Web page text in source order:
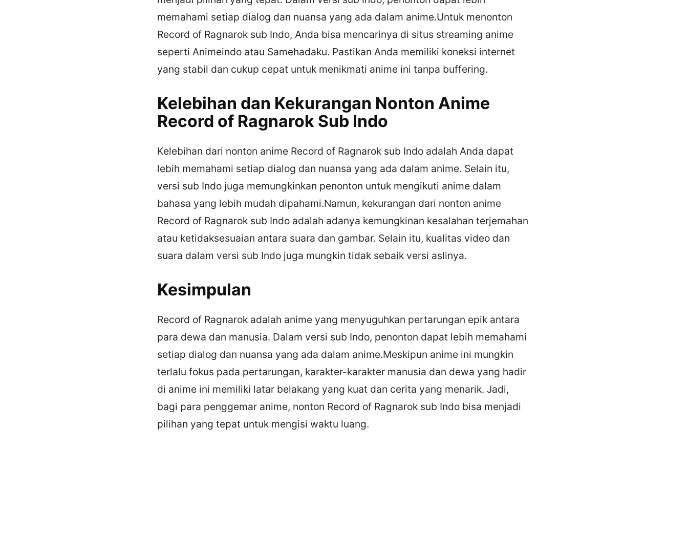
memahami setiap dialog dan nuansa yang ada dalam anime.Untuk menonton
Record of Ragnarok sub Indo, Anda bisa mencarinya di situs streaming anime
seperti Animeindo atau Samehadaku. Pastikan Anda memiliki koneksi internet
yang stabil dan cukup cepat untuk menikmati anime ini tanpa buffering.
Kelebihan dan Kekurangan Nonton Anime
Record of Ragnarok Sub Indo
Kelebihan dari nonton anime Record of Ragnarok sub Indo adalah Anda dapat
lebih memahami setiap dialog dan nuansa yang ada dalam anime. Selain itu,
versi sub Indo juga memungkinkan penonton untuk mengikuti anime dalam
bahasa yang lebih mudah dipahami.Namun, kekurangan dari nonton anime
Record of Ragnarok sub Indo adalah adanya kemungkinan kesalahan terjemahan
atau ketidaksesuaian antara suara dan gambar. Selain itu, kualitas video dan
suara dalam versi sub Indo juga mungkin tidak sebaik versi aslinya.
Kesimpulan
Record of Ragnarok adalah anime yang menyuguhkan pertarungan epik antara
para dewa dan manusia. Dalam versi sub Indo, penonton dapat lebih memahami
setiap dialog dan nuansa yang ada dalam anime.Meskipun anime ini mungkin
terlalu fokus pada pertarungan, karakter-karakter manusia dan dewa yang hadir
di anime ini memiliki latar belakang yang kuat dan cerita yang menarik. Jadi,
bagi para penggemar anime, nonton Record of Ragnarok sub Indo bisa menjadi
pilihan yang tepat untuk mengisi waktu luang.